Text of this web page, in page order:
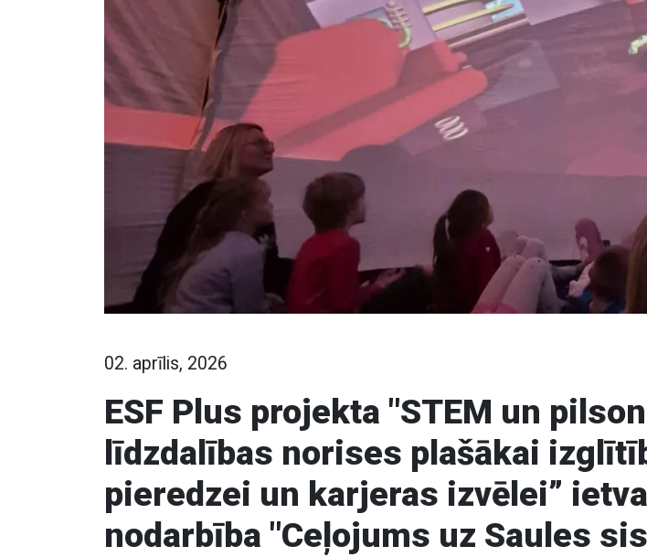
02. aprīlis, 2026
ESF Plus projekta "STEM un
līdzdalības norises plašākai
pieredzei un karjeras izvēlei”
nodarbība "Ceļojums uz Saules